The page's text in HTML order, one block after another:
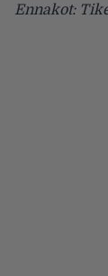
Ennakot: